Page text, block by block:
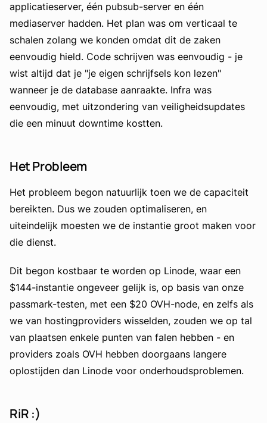
applicatieserver, één pubsub-server en één
mediaserver hadden. Het plan was om verticaal te
schalen zolang we konden omdat dit de zaken
eenvoudig hield. Code schrijven was eenvoudig - je
wist altijd dat je "je eigen schrijfsels kon lezen"
wanneer je de database aanraakte. Infra was
eenvoudig, met uitzondering van veiligheidsupdates
die een minuut downtime kostten.
Het Probleem
Het probleem begon natuurlijk toen we de capaciteit
bereikten. Dus we zouden optimaliseren, en
uiteindelijk moesten we de instantie groot maken voor
die dienst.
Dit begon kostbaar te worden op Linode, waar een
$144-instantie ongeveer gelijk is, op basis van onze
passmark-testen, met een $20 OVH-node, en zelfs als
we van hostingproviders wisselden, zouden we op tal
van plaatsen enkele punten van falen hebben - en
providers zoals OVH hebben doorgaans langere
oplostijden dan Linode voor onderhoudsproblemen.
RiR :)